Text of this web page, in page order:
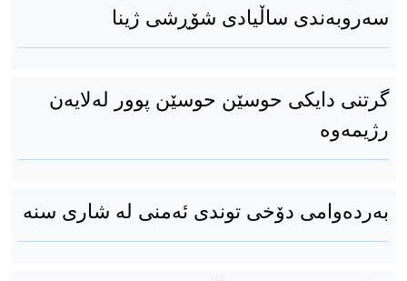
سەروبەندی ساڵیادی شۆڕشی ژینا
گرتنی دایكی حوسێن حوسێن پوور لەلایەن
رژیمەوە
بەردەوامی دۆخی توندی ئەمنی له‌ شاری سنە